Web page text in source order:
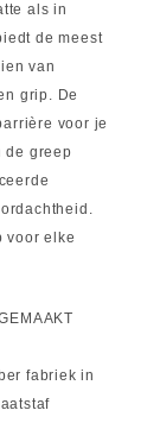
als in
de meest
van
grip. De
voor je
de greep
voor elke
fabriek in